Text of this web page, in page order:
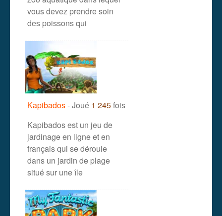
vous devez prendre soin
des poissons qui
Kapibados- Joué 1 245fois
Kapibados est un jeu de
jardinage en ligne et en
français qui se déroule
dans un jardin de plage
situé sur une île